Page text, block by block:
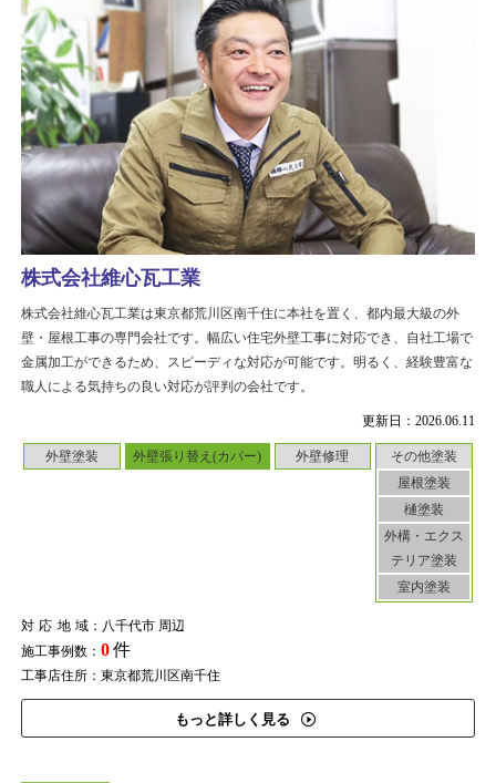
更新日：2026.06.11
外壁塗装 外壁張り替え(カバー) 外壁修理
その他塗装
屋根塗装
樋塗装
外構・エクス
テリア塗装
室内塗装
対応地域：八千代市 周辺
施工事例数： 0件
工事店住所：東京都荒川区南千住
もっと詳しく見る
株式会社維心瓦工業
株式会社維心瓦工業は東京都荒川区南千住に本社を置く、都内最大級の外
壁・屋根工事の専門会社です。幅広い住宅外壁工事に対応でき、自社工場で
金属加工ができるため、スピーディな対応が可能です。明るく、経験豊富な
職人による気持ちの良い対応が評判の会社です。